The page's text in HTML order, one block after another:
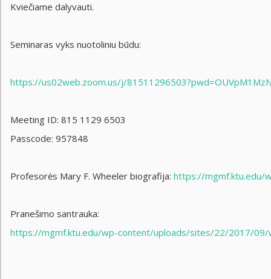
Kviečiame dalyvauti.
Seminaras vyks nuotoliniu būdu:
https://us02web.zoom.us/j/
Meeting ID: 815 1129 6503
Passcode: 957848
Profesorės Mary F. Wheeler biografija: https://mgmf.ktu.edu/
Pranešimo santrauka:
https://mgmf.ktu.edu/wp-content/uploads/sites/22/2017/09/